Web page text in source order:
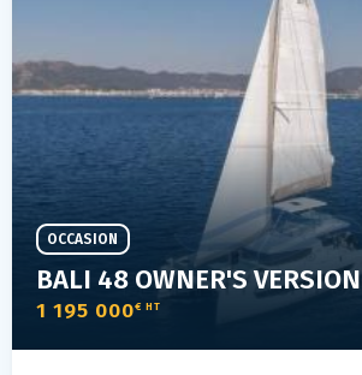
BALI 48 OWNER'S VERSION
1 195 000€ HT
OCCASION